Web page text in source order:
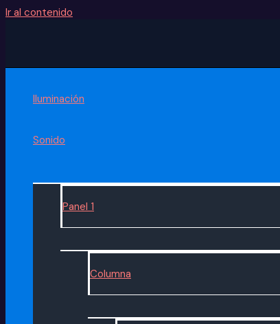
Ir al contenido
Iluminación
Sonido
Panel 1
Columna